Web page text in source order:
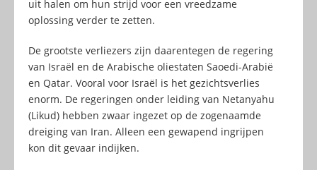
uit halen om hun strijd voor een vreedzame
oplossing verder te zetten.
De grootste verliezers zijn daarentegen de regering
van Israël en de Arabische oliestaten Saoedi-Arabië
en Qatar. Vooral voor Israël is het gezichtsverlies
enorm. De regeringen onder leiding van Netanyahu
(Likud) hebben zwaar ingezet op de zogenaamde
dreiging van Iran. Alleen een gewapend ingrijpen
kon dit gevaar indijken.